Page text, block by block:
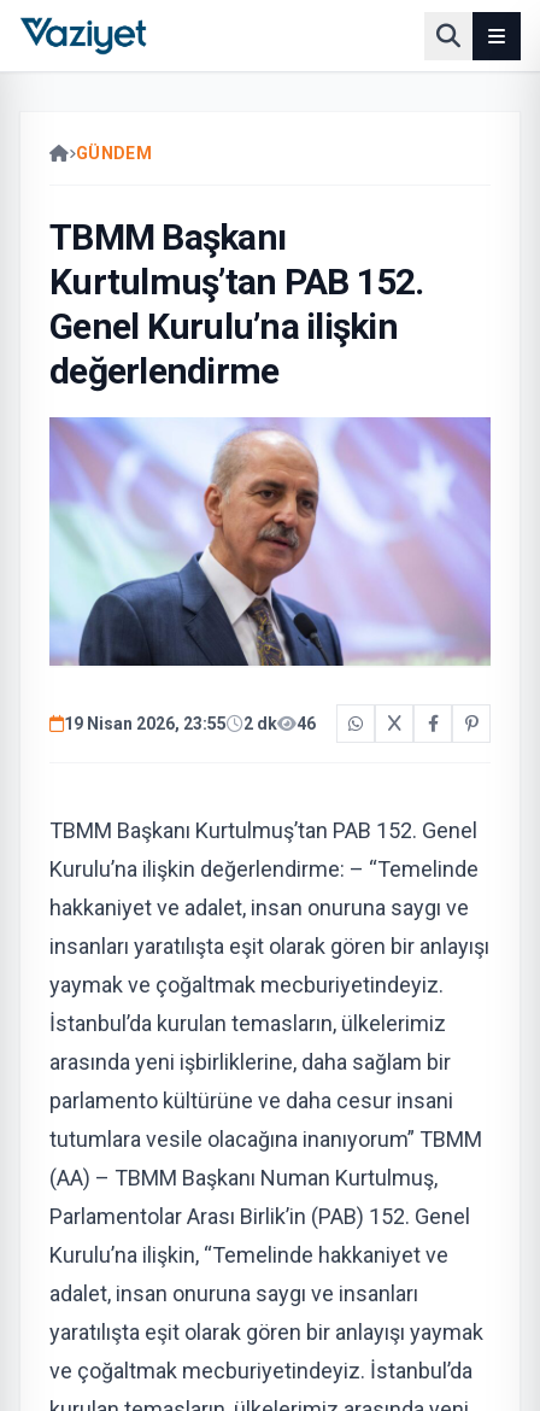
GÜNDEM
TBMM Başkanı
Kurtulmuş’tan PAB 152.
Genel Kurulu’na ilişkin
değerlendirme
19 Nisan 2026, 23:55 2 dk 46
TBMM Başkanı Kurtulmuş’tan PAB 152. Genel
Kurulu’na ilişkin değerlendirme: – “Temelinde
hakkaniyet ve adalet, insan onuruna saygı ve
insanları yaratılışta eşit olarak gören bir anlayışı
yaymak ve çoğaltmak mecburiyetindeyiz.
İstanbul’da kurulan temasların, ülkelerimiz
arasında yeni işbirliklerine, daha sağlam bir
parlamento kültürüne ve daha cesur insani
tutumlara vesile olacağına inanıyorum” TBMM
(AA) – TBMM Başkanı Numan Kurtulmuş,
Parlamentolar Arası Birlik’in (PAB) 152. Genel
Kurulu’na ilişkin, “Temelinde hakkaniyet ve
adalet, insan onuruna saygı ve insanları
yaratılışta eşit olarak gören bir anlayışı yaymak
ve çoğaltmak mecburiyetindeyiz. İstanbul’da